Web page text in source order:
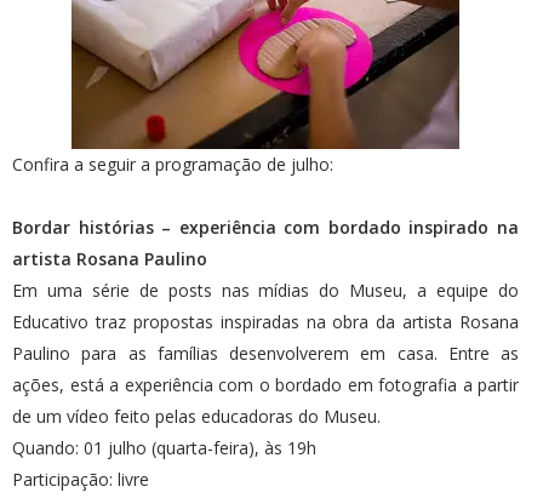
Confira a seguir a programação de julho:
Bordar histórias – experiência com bordado inspirado na
artista Rosana Paulino
Em uma série de posts nas mídias do Museu, a equipe do
Educativo traz propostas inspiradas na obra da artista Rosana
Paulino para as famílias desenvolverem em casa. Entre as
ações, está a experiência com o bordado em fotografia a partir
de um vídeo feito pelas educadoras do Museu.
Quando: 01 julho (quarta-feira), às 19h
Participação: livre